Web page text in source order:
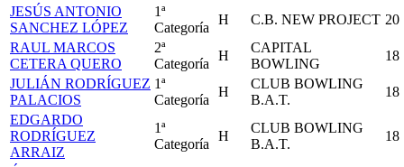
JESÚS ANTONIO
SANCHEZ LÓPEZ
1ª
Categoría
H C.B. NEW PROJECT 20
RAUL MARCOS
CETERA QUERO
2ª
Categoría
H
CAPITAL
BOWLING
18
JULIÁN RODRÍGUEZ
PALACIOS
1ª
Categoría
H
CLUB BOWLING
B.A.T.
18
EDGARDO
RODRÍGUEZ
ARRAIZ
1ª
Categoría
H
CLUB BOWLING
B.A.T.
18